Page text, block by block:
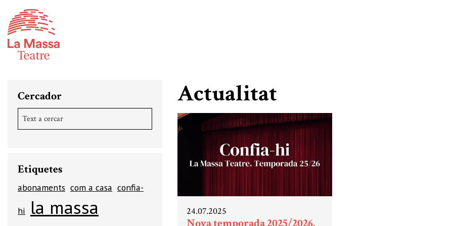
Actualitat
24.07.2025
Cercador
Etiquetes
abonaments com a casa confia-
hi
la massa